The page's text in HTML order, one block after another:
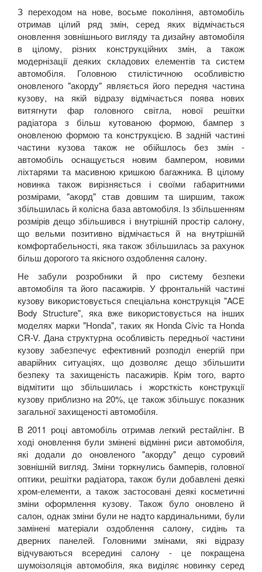
З переходом на нове, восьме покоління, автомобіль
отримав цілий ряд змін, серед яких відмічається
оновлення зовнішнього вигляду та дизайну автомобіля
в цілому, різних конструкційних змін, а також
модернізації деяких складових елементів та систем
автомобіля. Головною стилістичною особливістю
оновленого "акорду" являється його передня частина
кузову, на якій відразу відмічається поява нових
витягнути фар головного світла, нової решітки
радіатора з більш кутованою формою, бампер з
оновленою формою та конструкцією. В задній частині
частини кузова також не обійшлось без змін -
автомобіль оснащується новим бампером, новими
ліхтарями та масивною кришкою багажника. В цілому
новинка також вирізняється і своїми габаритними
розмірами, "акорд" став довшим та ширшим, також
збільшилась й колісна база автомобіля. Із збільшенням
розмірів дещо збільшився і внутрішній простір салону,
що вельми позитивно відмічається й на внутрішній
комфортабельності, яка також збільшилась за рахунок
більш дорогого та якісного оздоблення салону.
Не забули розробники й про систему безпеки
автомобіля та його пасажирів. У фронтальній частині
кузову використовується спеціальна конструкція "ACE
Body Structure", яка вже використовується на інших
моделях марки "Honda", таких як Honda Civic та Honda
CR-V. Дана структурна особливість передньої частини
кузову забезпечує ефективний розподіл енергій при
аварійних ситуаціях, що дозволяє дещо збільшити
безпеку та захищеність пасажирів. Крім того, варто
відмітити що збільшилась і жорсткість конструкції
кузову приблизно на 20%, це також збільшує показник
загальної захищеності автомобіля.
В 2011 році автомобіль отримав легкий рестайлінг. В
ході оновлення були змінені відмінні риси автомобіля,
які додали до оновленого "акорду" дещо суровий
зовнішній вигляд. Зміни торкнулись бамперів, головної
оптики, решітки радіатора, також були добавлені деякі
хром-елементи, а також застосовані деякі косметичні
зміни оформлення кузову. Також було оновлено й
салон, однак зміни були не надто кардинальними, були
замінені матеріали оздоблення салону, сидінь та
дверних панелей. Головними змінами, які відразу
відчуваються всередині салону - це покращена
шумоізоляція автомобіля, яка виділяє новинку серед